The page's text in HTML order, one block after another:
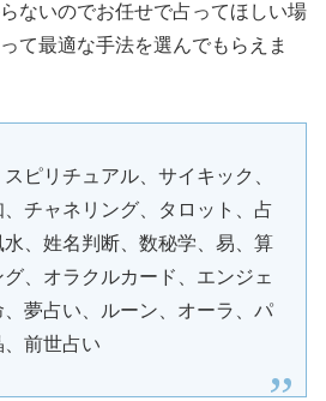
ないのでお任せで占ってほしい場
て最適な手法を選んでもらえま
ピリチュアル、サイキック、
チャネリング、タロット、占
、姓名判断、数秘学、易、算
、オラクルカード、エンジェ
夢占い、ルーン、オーラ、パ
前世占い